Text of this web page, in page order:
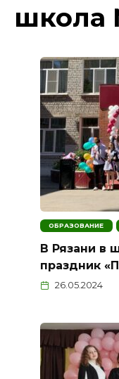
школа
ОБРАЗОВАНИЕ
В Рязани в
праздник
26.05.2024